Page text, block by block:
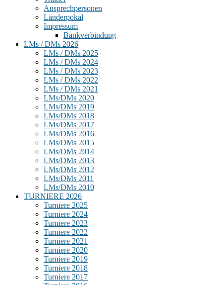
Ansprechpersonen
Länderpokal
Impressum
Bankverbindung
LMs / DMs 2026
LMs / DMs 2025
LMs / DMs 2024
LMs / DMs 2023
LMs / DMs 2022
LMs / DMs 2021
LMs/DMs 2020
LMs/DMs 2019
LMs/DMs 2018
LMs/DMs 2017
LMs/DMs 2016
LMs/DMs 2015
LMs/DMs 2014
LMs/DMs 2013
LMs/DMs 2012
LMs/DMs 2011
LMs/DMs 2010
TURNIERE 2026
Turniere 2025
Turniere 2024
Turniere 2023
Turniere 2022
Turniere 2021
Turniere 2020
Turniere 2019
Turniere 2018
Turniere 2017